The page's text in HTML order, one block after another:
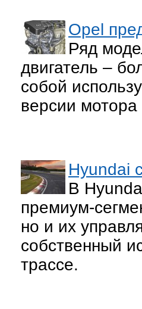
Opel
Ряд
двигатель –
собой
версии мотора
Hyundai
В
премиум-
но и их
собственный
трассе.